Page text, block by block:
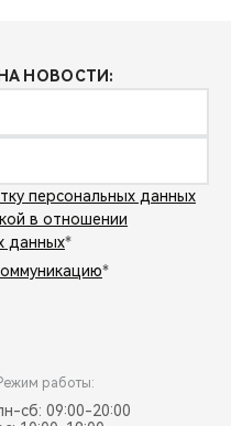
НОВОСТИ:
персональных данных
в отношении
данных*
*
работы:
сб: 09:00-20:00